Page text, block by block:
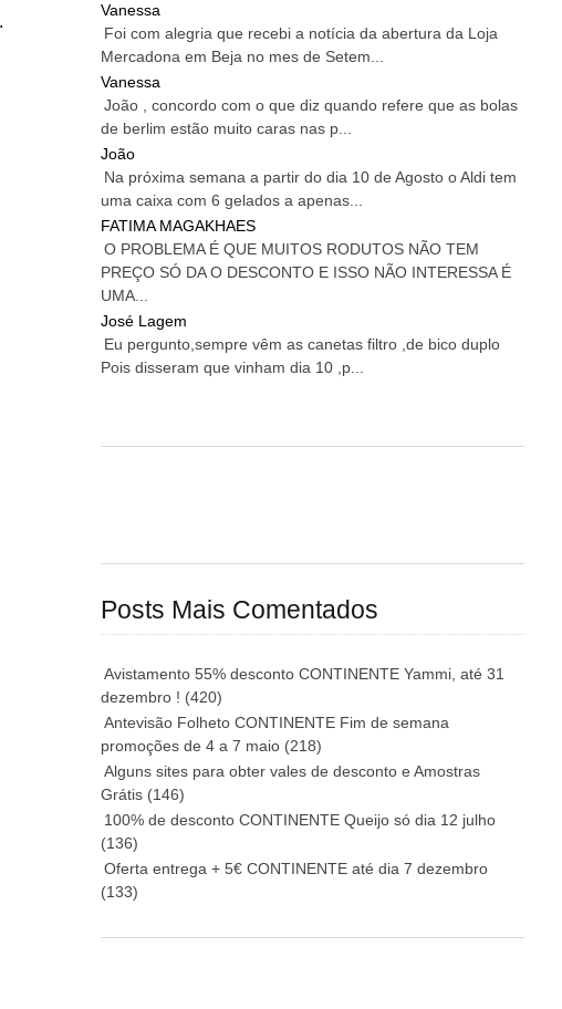
Vanessa
Foi com alegria que recebi a notícia da abertura da Loja
Mercadona em Beja no mes de Setem...
Vanessa
João , concordo com o que diz quando refere que as bolas
de berlim estão muito caras nas p...
João
Na próxima semana a partir do dia 10 de Agosto o Aldi tem
uma caixa com 6 gelados a apenas...
FATIMA MAGAKHAES
O PROBLEMA É QUE MUITOS RODUTOS NÃO TEM
PREÇO SÓ DA O DESCONTO E ISSO NÃO INTERESSA É
UMA...
José Lagem
Eu pergunto,sempre vêm as canetas filtro ,de bico duplo
Pois disseram que vinham dia 10 ,p...
Posts Mais Comentados
Avistamento 55% desconto CONTINENTE Yammi, até 31
dezembro ! (420)
Antevisão Folheto CONTINENTE Fim de semana
promoções de 4 a 7 maio (218)
Alguns sites para obter vales de desconto e Amostras
Grátis (146)
100% de desconto CONTINENTE Queijo só dia 12 julho
(136)
Oferta entrega + 5€ CONTINENTE até dia 7 dezembro
(133)